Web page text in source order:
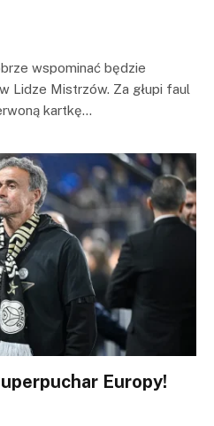
wspominać będzie
Lidze Mistrzów. Za głupi faul
kartkę…
Europy!